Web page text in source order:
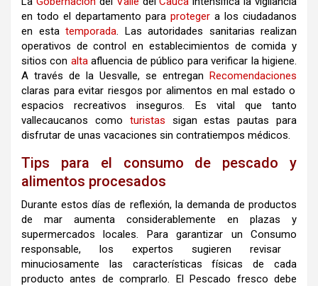
en todo el departamento para proteger a los ciudadanos
en esta temporada. Las autoridades sanitarias realizan
operativos de control en establecimientos de comida y
sitios con altaafluencia de público para verificar la higiene.
A través de la Uesvalle, se entregan Recomendaciones
claras para evitar riesgos por alimentos en mal estado o
espacios recreativos inseguros. Es vital que tanto
vallecaucanos como turistas sigan estas pautas para
disfrutar de unas vacaciones sin contratiempos médicos.
Tips para el consumo de pescado y
alimentos procesados
Durante estos días de reflexión, la demanda de productos
de mar aumenta considerablemente en plazas y
supermercados locales. Para garantizar unConsumo
responsable, los expertos sugieren revisar
minuciosamente las características físicas de cada
producto antes de comprarlo. ElPescado fresco debe